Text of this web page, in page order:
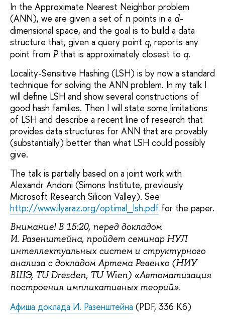
In the Approximate Nearest Neighbor problem
(ANN), we are given a set of n points in a d-
dimensional space, and the goal is to build a data
structure that, given a query point q, reports any
point from Pthat is approximately closest to q.
Locality-Sensitive Hashing (LSH) is by now a standard
technique for solving the ANN problem. In my talk I
will define LSH and show several constructions of
good hash families. Then I will state some limitations
of LSH and describe a recent line of research that
provides data structures for ANN that are provably
(substantially) better than what LSH could possibly
give.
The talk is partially based on a joint work with
Alexandr Andoni (Simons Institute, previously
Microsoft Research Silicon Valley). See
http://www.ilyaraz.org/optimal_lsh.pdf for the paper.
Внимание! В 15:20, перед докладом
И. Разенштейна, пройдет семинар НУЛ
интеллектуальных систем и структурного
анализа с докладом Артема Ревенко (НИУ
ВШЭ, TU Dresden, TU Wien) «Автоматизация
построения импликативных теорий».
Афиша доклада И. Разенштейна (PDF, 336 Кб)